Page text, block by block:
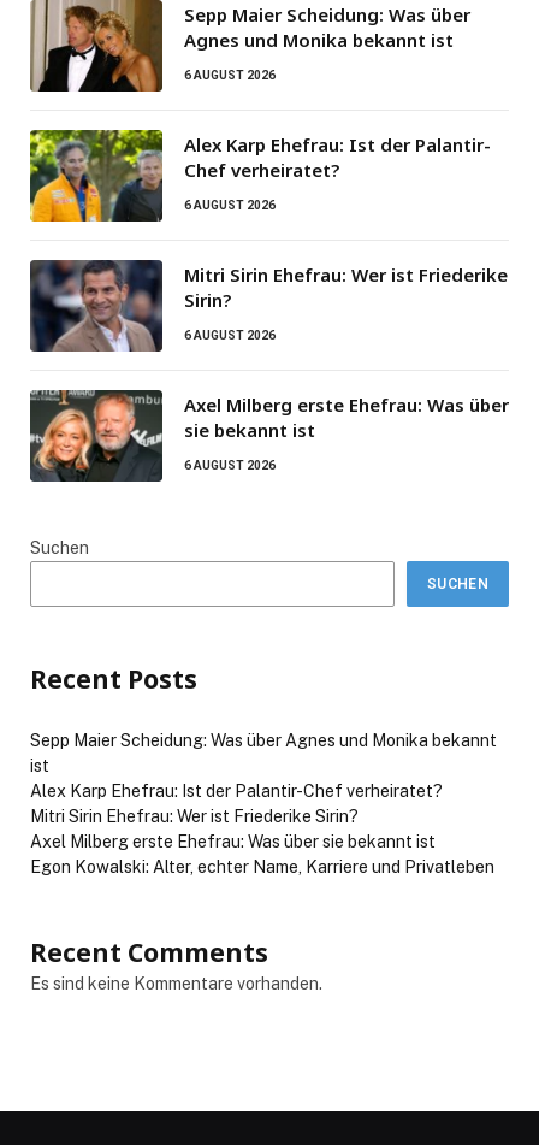
Sepp Maier Scheidung: Was über
Agnes und Monika bekannt ist
6 AUGUST 2026
Alex Karp Ehefrau: Ist der Palantir-
Chef verheiratet?
6 AUGUST 2026
Mitri Sirin Ehefrau: Wer ist Friederike
Sirin?
6 AUGUST 2026
Axel Milberg erste Ehefrau: Was über
sie bekannt ist
6 AUGUST 2026
Suchen
SUCHEN
Recent Posts
Sepp Maier Scheidung: Was über Agnes und Monika bekannt
ist
Alex Karp Ehefrau: Ist der Palantir-Chef verheiratet?
Mitri Sirin Ehefrau: Wer ist Friederike Sirin?
Axel Milberg erste Ehefrau: Was über sie bekannt ist
Egon Kowalski: Alter, echter Name, Karriere und Privatleben
Recent Comments
Es sind keine Kommentare vorhanden.